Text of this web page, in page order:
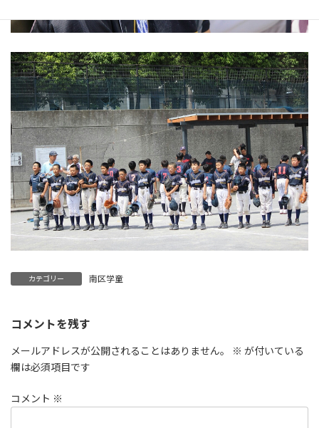
カテゴリー 南区学童
コメントを残す
メールアドレスが公開されることはありません。 ※ が付いている
欄は必須項目です
コメント ※